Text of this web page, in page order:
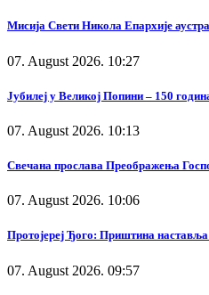
Мисија Свети Никола Епархије
07. August 2026. 10:27
Јубилеј у Великој Попини – 150
07. August 2026. 10:13
Свечана прослава Преображења
07. August 2026. 10:06
Протојереј Ђого: Приштина
07. August 2026. 09:57